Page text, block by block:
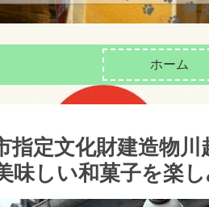
ホーム
指定文化財建造物
味しい和菓子を楽